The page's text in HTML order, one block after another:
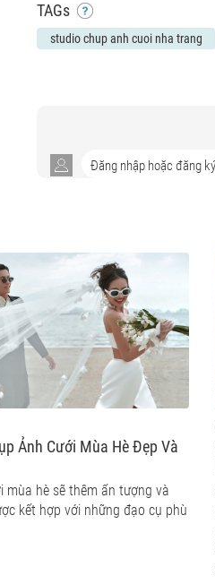
TAGs
studio chup anh cuoi nha trang
Ảnh Cưới Mùa Hè Đẹp Và
mùa hè sẽ thêm ấn tượng và
kết hợp với những đạo cụ phù